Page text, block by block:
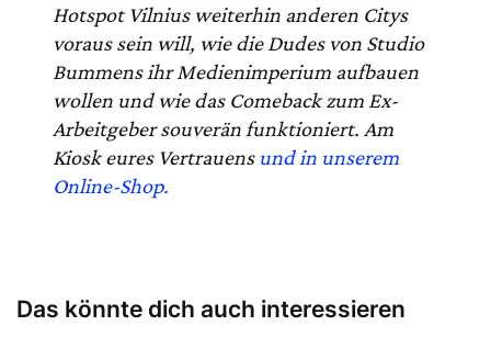
Hotspot Vilnius weiterhin anderen Citys
voraus sein will, wie die Dudes von Studio
Bummens ihr Medienimperium aufbauen
wollen und wie das Comeback zum Ex-
Arbeitgeber souverän funktioniert. Am
Kiosk eures Vertrauens und in unserem
Online-Shop.
Das könnte dich auch interessieren